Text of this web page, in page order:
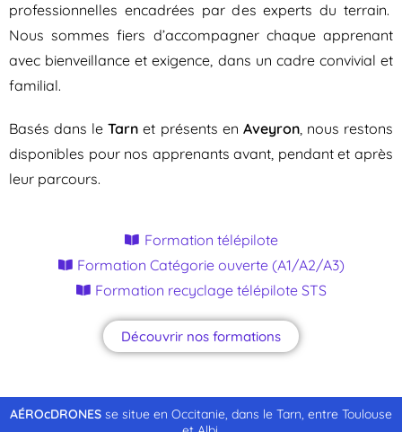
professionnelles encadrées par des experts du terrain.
Nous sommes fiers d’accompagner chaque apprenant
avec bienveillance et exigence, dans un cadre convivial et
familial.
Basés dans leTarn et présents en Aveyron, nous restons
disponibles pour nos apprenants avant, pendant et après
leur parcours.
Formation télépilote
Formation Catégorie ouverte (A1/A2/A3)
Formation recyclage télépilote STS
Découvrir nos formations
AÉROcDRONES se situe en Occitanie, dans le Tarn, entre Toulouse